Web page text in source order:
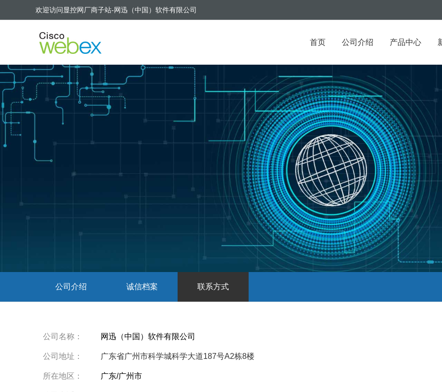
欢迎访问显控网厂商子站-网迅（中国）软件有限公司
首页 公司介绍 产品中心
公司介绍 诚信档案 联系方式
公司名称： 网迅（中国）软件有限公司
公司地址： 广东省广州市科学城科学大道187号A2栋8楼
所在地区： 广东/广州市